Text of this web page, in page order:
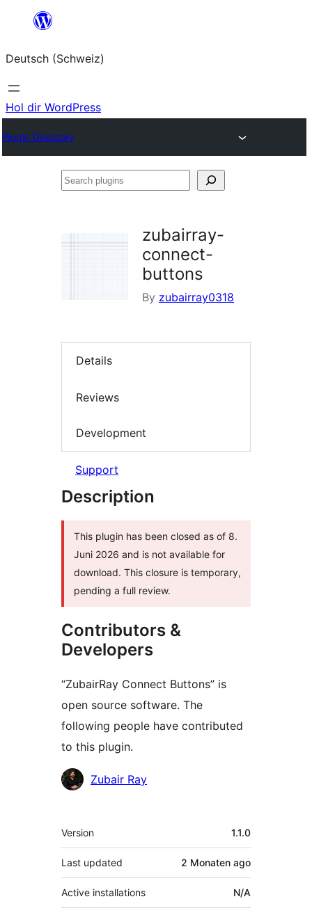
springen
Deutsch (Schweiz)
Hol dir WordPress
Plugin Directory
Search
zubairray-
connect-
buttons
By zubairray0318
Details
Reviews
Development
Support
Description
This plugin has been closed as of 8.
Juni 2026 and is not available for
download. This closure is temporary,
pending a full review.
Contributors &
Developers
“ZubairRay Connect Buttons” is
open source software. The
following people have contributed
to this plugin.
Contributors
Zubair Ray
Meta
Version 1.1.0
Last updated 2 Monaten ago
Active installations N/A